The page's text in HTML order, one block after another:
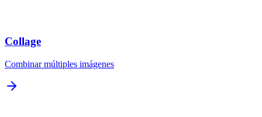
Collage
Combinar múltiples imágenes